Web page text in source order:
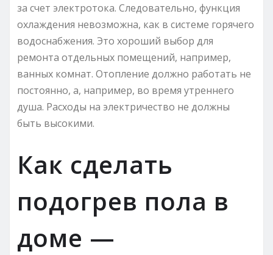
за счет электротока. Следовательно, функция
охлаждения невозможна, как в системе горячего
водоснабжения. Это хороший выбор для
ремонта отдельных помещений, например,
ванных комнат. Отопление должно работать не
постоянно, а, например, во время утреннего
душа. Расходы на электричество не должны
быть высокими.
Как сделать
подогрев пола в
доме —